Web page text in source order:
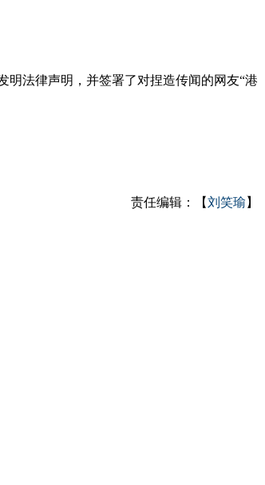
法律声明，并签署了对捏造传闻的网友“港
责任编辑：【刘笑瑜 】